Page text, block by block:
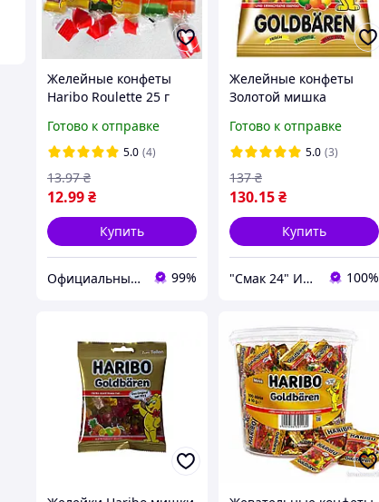
Желейные конфеты
Haribo Roulette 25 г
Готово к отправке
5.0 (4)
12.99₴
13.97 ₴
Купить
Официальный поставщик товаров из Европы "Almaz" 99%
Желейные конфеты
Золотой мишка
Германия
Готово к отправке
5.0 (3)
130.15₴
137 ₴
Купить
"Смак 24" Интернет-магазин 100%